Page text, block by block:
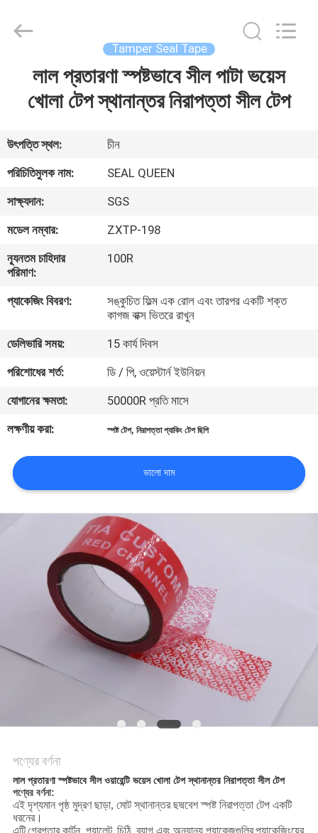
আমাদের
সম্পর্কে
কারখানা
ভ্রমণ
মান
নিয়ন্ত্রণ
যোগাযোগ
করুন
উদ্ধৃতির
জন্য
গোপনীয়তা
নীতি
Material
Tamper Seal Tape
লাল প্রতারণা স্পষ্টভাবে সীল পাটা ভয়েস
খোলা টেপ স্থানান্তর নিরাপত্তা সীল টেপ
উৎপত্তি স্থল:
চীন
পরিচিতিমুলক নাম:
SEAL QUEEN
সাক্ষ্যদান:
SGS
মডেল নম্বার:
ZXTP-198
ন্যূনতম চাহিদার
পরিমাণ:
100R
প্যাকেজিং বিবরণ:
সঙ্কুচিত ফিল্ম এক রোল এবং তারপর একটি শক্ত
কাগজ বাক্স ভিতরে রাখুন
ডেলিভারি সময়:
15 কার্য দিবস
পরিশোধের শর্ত:
ডি / পি, ওয়েস্টার্ন ইউনিয়ন
যোগানের ক্ষমতা:
50000R প্রতি মাসে
লক্ষণীয় করা:
স্পষ্ট টেপ,নিরাপত্তা প্যাকিং টেপ ছিপি
ভালো দাম
পণ্যের বর্ণনা
লাল প্রতারণা স্পষ্টভাবে সীল ওয়ারেন্টি ভয়েস খোলা টেপ স্থানান্তর নিরাপত্তা সীল টেপ
পণ্যের বর্ণনা:
এই দৃশ্যমান পৃষ্ঠ মুদ্রণ ছাড়া, মোট স্থানান্তর ছদ্মবেশ স্পষ্ট নিরাপত্তা টেপ একটি
ধরনের।